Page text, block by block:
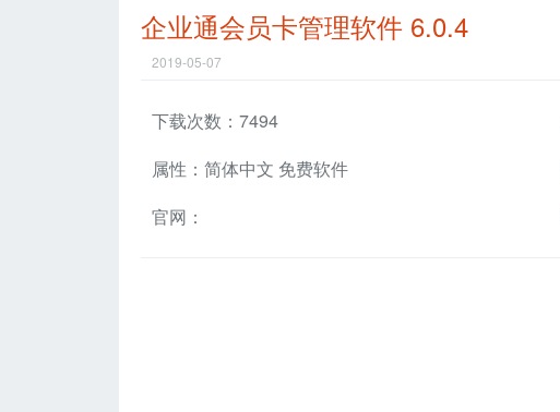
企业通会员卡管理软件 6.0.4
2019-05-07
下载次数：7494
属性：简体中文 免费软件
官网：